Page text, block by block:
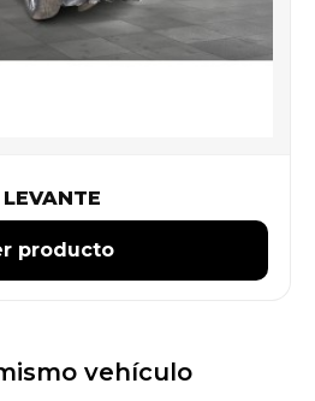
producto
vehículo